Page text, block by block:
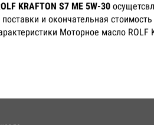
KRAFTON S7 ME 5W-30
и окончательная
Моторное масло ROLF